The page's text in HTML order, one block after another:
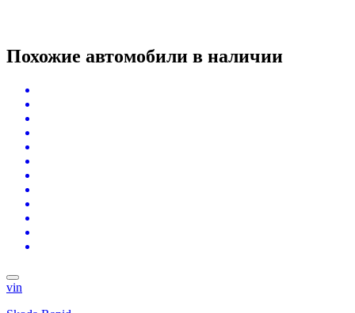
Похожие автомобили в наличии
vin